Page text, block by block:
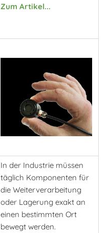
Zum Artikel...
In der Industrie müssen
täglich Komponenten für
die Weiterverarbeitung
oder Lagerung exakt an
einen bestimmten Ort
bewegt werden.